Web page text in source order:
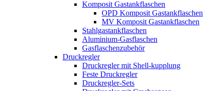
Komposit Gastankflaschen
OPD Komposit Gastankflaschen
MV Komposit Gastankflaschen
Stahlgastankflaschen
Aluminium-Gasflaschen
Gasflaschenzubehör
Druckregler
Druckregler mit Shell-kupplung
Feste Druckregler
Druckregler-Sets